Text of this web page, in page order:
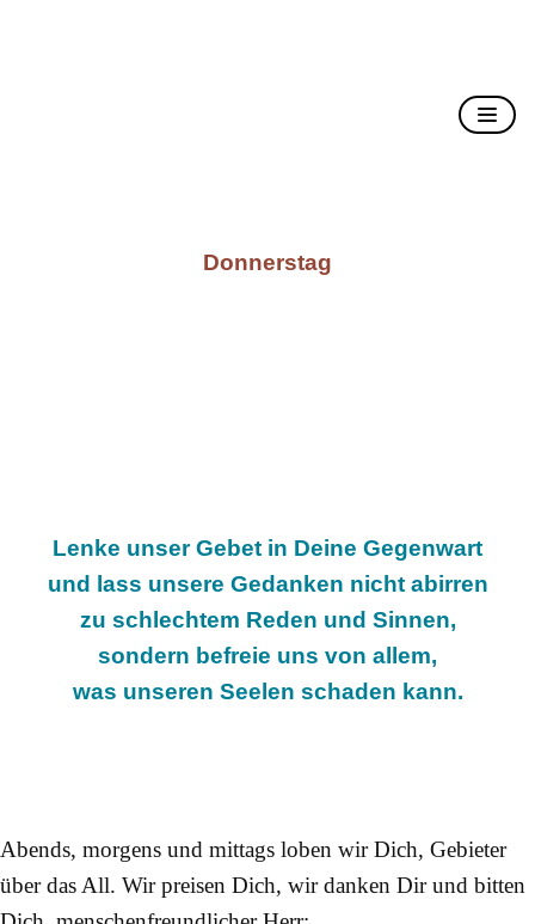
Donnerstag
Lenke unser Gebet in Deine Gegenwart
und lass unsere Gedanken nicht abirren
zu schlechtem Reden und Sinnen,
sondern befreie uns von allem,
was unseren Seelen schaden kann.
Abends, morgens und mittags loben wir Dich, Gebieter
über das All. Wir preisen Dich, wir danken Dir und bitten